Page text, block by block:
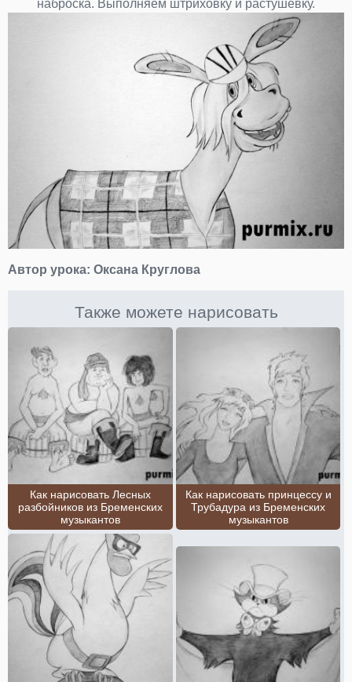
наброска. Выполняем штриховку и растушевку.
Автор урока: Оксана Круглова
Также можете нарисовать
Как нарисовать Лесных
разбойников из Бременских
музыкантов
Как нарисовать принцессу и
Трубадура из Бременских
музыкантов